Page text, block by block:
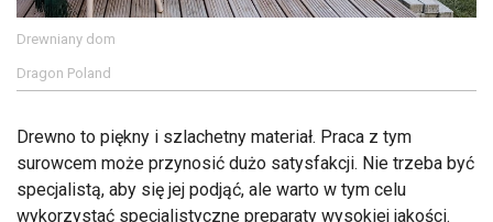
Drewniany dom
Dragon Poland
Drewno to piękny i szlachetny materiał. Praca z tym
surowcem może przynosić dużo satysfakcji. Nie trzeba być
specjalistą, aby się jej podjąć, ale warto w tym celu
wykorzystać specjalistyczne preparaty wysokiej jakości.